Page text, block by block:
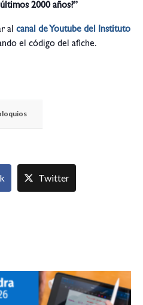
2000 años?”
al canal de Youtube del Instituto
el código del afiche.
Twitter